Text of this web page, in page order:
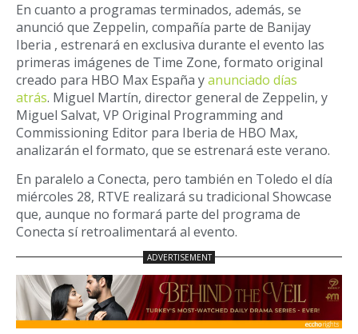
En cuanto a programas terminados, además, se
anunció que Zeppelin, compañía parte de Banijay
Iberia , estrenará en exclusiva durante el evento las
primeras imágenes de Time Zone, formato original
creado para HBO Max España yanunciado días
atrás. Miguel Martín, director general de Zeppelin, y
Miguel Salvat, VP Original Programming and
Commissioning Editor para Iberia de HBO Max,
analizarán el formato, que se estrenará este verano.
En paralelo a Conecta, pero también en Toledo el día
miércoles 28, RTVE realizará su tradicional Showcase
que, aunque no formará parte del programa de
Conecta sí retroalimentará al evento.